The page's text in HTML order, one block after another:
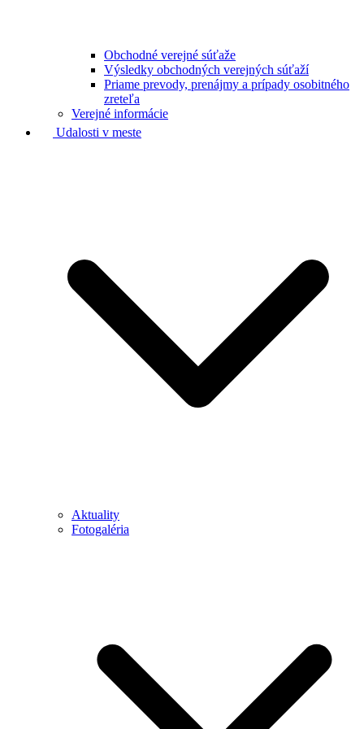
Obchodné verejné súťaže
Výsledky obchodných verejných súťaží
Priame prevody, prenájmy a prípady osobitného
zreteľa
Verejné informácie
Udalosti v meste
Aktuality
Fotogaléria